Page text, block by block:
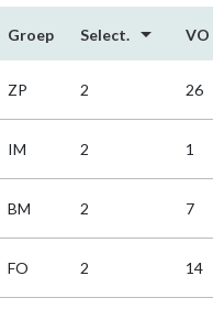
Groep Select. arrow_drop_down VO
ZP 2 26
IM 2 1
BM 2 7
FO 2 14